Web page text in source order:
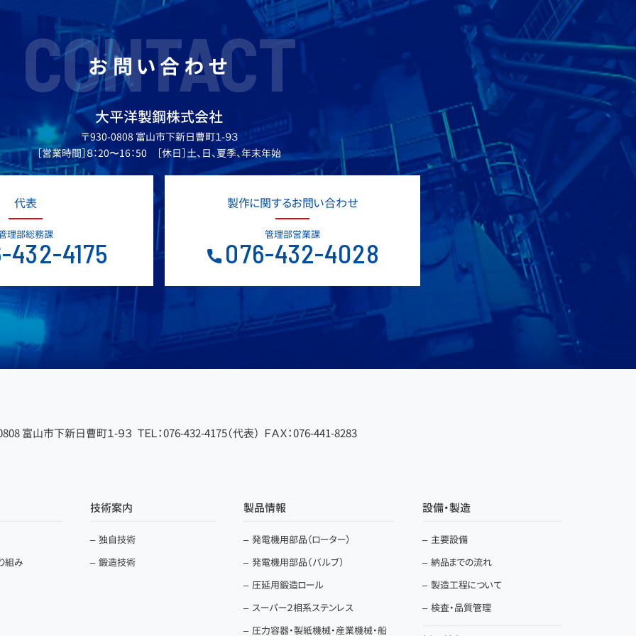
CONTACT
お問い合わせ
大平洋製鋼株式会社
〒930-0808 富山市下新日曹町１-９３
［営業時間］８：20〜16：50 ［休日］土、日、夏季、年末年始
代表
理部総務課
4175
製作に関するお問い合わせ
管理部営業課
076-432-4028
富山市下新日曹町１-９３ ＴＥＬ：076-432-4175（代表） ＦＡＸ：076-441-8283
組み
技術案内
独自技術
鍛造技術
製品情報
発電機用部品（ローター）
発電機用部品（バルブ）
圧延用鍛造ロール
スーパー２相系ステンレス
圧力容器・製紙機械・産業機械・船
設備・製造
主要設備
納品までの流れ
製造工程について
検査・品質管理